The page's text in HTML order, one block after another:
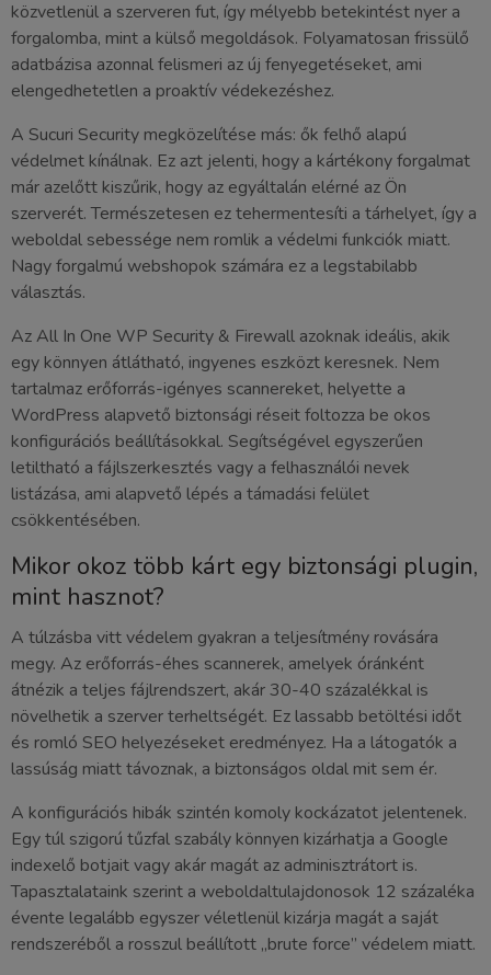
közvetlenül a szerveren fut, így mélyebb betekintést nyer a
forgalomba, mint a külső megoldások. Folyamatosan frissülő
adatbázisa azonnal felismeri az új fenyegetéseket, ami
elengedhetetlen a proaktív védekezéshez.
A Sucuri Security megközelítése más: ők felhő alapú
védelmet kínálnak. Ez azt jelenti, hogy a kártékony forgalmat
már azelőtt kiszűrik, hogy az egyáltalán elérné az Ön
szerverét. Természetesen ez tehermentesíti a tárhelyet, így a
weboldal sebessége nem romlik a védelmi funkciók miatt.
Nagy forgalmú webshopok számára ez a legstabilabb
választás.
Az All In One WP Security & Firewall azoknak ideális, akik
egy könnyen átlátható, ingyenes eszközt keresnek. Nem
tartalmaz erőforrás-igényes scannereket, helyette a
WordPress alapvető biztonsági réseit foltozza be okos
konfigurációs beállításokkal. Segítségével egyszerűen
letiltható a fájlszerkesztés vagy a felhasználói nevek
listázása, ami alapvető lépés a támadási felület
csökkentésében.
Mikor okoz több kárt egy biztonsági plugin,
mint hasznot?
A túlzásba vitt védelem gyakran a teljesítmény rovására
megy. Az erőforrás-éhes scannerek, amelyek óránként
átnézik a teljes fájlrendszert, akár 30-40 százalékkal is
növelhetik a szerver terheltségét. Ez lassabb betöltési időt
és romló SEO helyezéseket eredményez. Ha a látogatók a
lassúság miatt távoznak, a biztonságos oldal mit sem ér.
A konfigurációs hibák szintén komoly kockázatot jelentenek.
Egy túl szigorú tűzfal szabály könnyen kizárhatja a Google
indexelő botjait vagy akár magát az adminisztrátort is.
Tapasztalataink szerint a weboldaltulajdonosok 12 százaléka
évente legalább egyszer véletlenül kizárja magát a saját
rendszeréből a rosszul beállított „brute force” védelem miatt.